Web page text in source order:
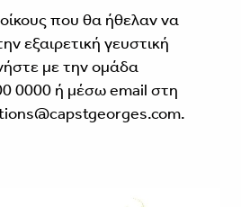
που θα ήθελαν να
εξαιρετική γευστική
με την ομάδα
0000 ή μέσω email στη